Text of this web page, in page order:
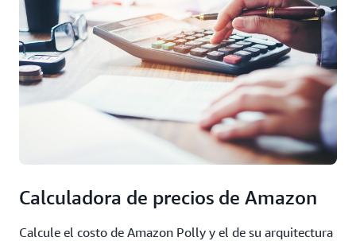
Calculadora de precios de Amazon
Calcule el costo de Amazon Polly y el de su arquitectura